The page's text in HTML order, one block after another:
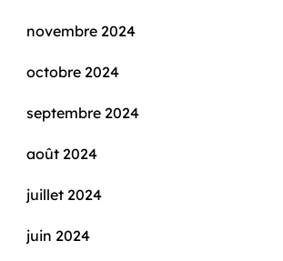
novembre 2024
octobre 2024
septembre 2024
août 2024
juillet 2024
juin 2024